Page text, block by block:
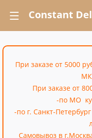
При заказе от 5000
При заказе от
-по МО
-по г. Санкт-
Самовывоз в